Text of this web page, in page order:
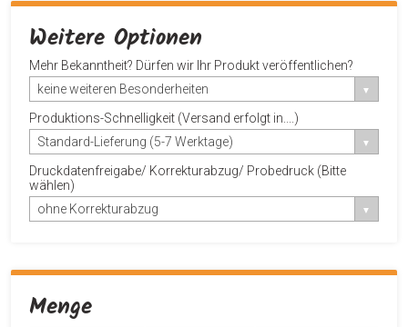
Weitere Optionen
Mehr Bekanntheit? Dürfen wir Ihr Produkt veröffentlichen?
keine weiteren Besonderheiten
Produktions-Schnelligkeit (Versand erfolgt in....)
Standard-Lieferung (5-7 Werktage)
Druckdatenfreigabe/ Korrekturabzug/ Probedruck (Bitte
wählen)
ohne Korrekturabzug
Menge